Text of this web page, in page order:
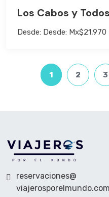
Los Cabos y
Desde: Desde: Mx$21,970
1 2 3
reservaciones@